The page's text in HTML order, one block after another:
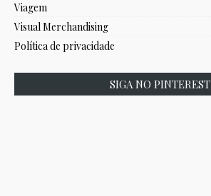
Viagem
Visual Merchandising
Política de privacidade
SIGA NO PINTEREST